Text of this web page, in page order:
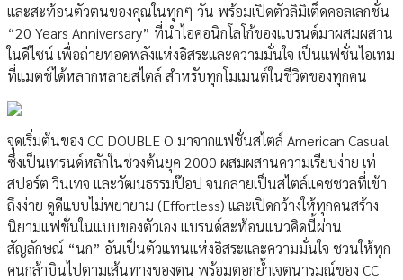
และสะท้อนตัวตนของคุณในทุกๆ วัน พร้อมเปิดตัวลิมิเต็ดคอลเลกชั่น
“20 Years Anniversary” ที่นำไอคอนิกโลโก้ของแบรนด์มาผสมผสาน
ในดีไซน์ เพื่อถ่ายทอดพลังแห่งอิสระและความมั่นใจ เป็นแฟชั่นไอเทม
ที่แมตช์ได้หลากหลายสไตล์ สำหรับทุกโมเมนต์ในชีวิตของทุกคน
จุดเริ่มต้นของ CC DOUBLE O มาจากแฟชั่นสไตล์ American Casual
ซึ่งเป็นเทรนด์หลักในช่วงต้นยุค 2000 ผสมผสานความเรียบง่าย เท่
สปอร์ต วินเทจ และวัฒนธรรมป๊อป จนกลายเป็นสไตล์แคชชวลที่เข้า
ถึงง่าย ดูดีแบบไม่พยายาม (Effortless) และเปิดกว้างให้ทุกคนสร้าง
นิยามแฟชั่นในแบบของตัวเอง แบรนด์สะท้อนแนวคิดนี้ผ่าน
สัญลักษณ์ “นก” อันเป็นตัวแทนแห่งอิสระและความมั่นใจ ชวนให้ทุก
คนกล้าบินไปตามเส้นทางของตน พร้อมตอกย้ำเจตนารมณ์ของ CC